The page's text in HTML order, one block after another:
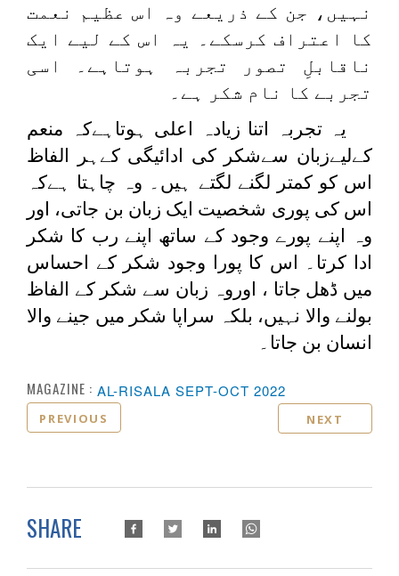
نہیں، جن کے ذریعے وہ اس عظیم نعمت
کا اعتراف کرسکے۔ یہ اس کے لیے ایک
ناقابلِ تصور تجربہ ہوتاہے۔ اسی
تجربے کا نام شکر ہے۔
یہ تجربہ اتنا زیادہ اعلی ہوتاہےکہ منعم
کےلیےزبان سےشکر کی ادائیگی کےہر الفاظ
اس کو کمتر لگنے لگتے ہیں۔ وہ چاہتا ہےکہ
اس کی پوری شخصیت ایک زبان بن جاتی، اور
وہ اپنے پورے وجود کے ساتھ اپنے رب کا شکر
ادا کرتا۔ اس کا پورا وجود شکر کے احساس
میں ڈھل جاتا ، اوروہ زبان سے شکر کے الفاظ
بولنے والا نہیں، بلکہ سراپا شکر میں جینے والا
انسان بن جاتا۔
MAGAZINE : AL-RISALA SEPT-OCT 2022
PREVIOUS NEXT
SHARE